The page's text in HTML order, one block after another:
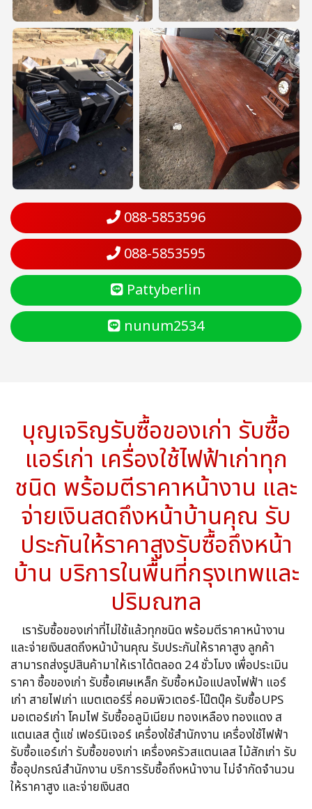
088-5853596
088-5853595
Pattyberlin
nunum2534
บุญเจริญรับซื้อของเก่า รับซื้อ
แอร์เก่า เครื่องใช้ไฟฟ้าเก่าทุก
ชนิด พร้อมตีราคาหน้างาน และ
จ่ายเงินสดถึงหน้าบ้านคุณ รับ
ประกันให้ราคาสูงรับซื้อถึงหน้า
บ้าน บริการในพื้นที่กรุงเทพและ
ปริมณฑล
เรารับซื้อของเก่าที่ไม่ใช้แล้วทุกชนิด พร้อมตีราคาหน้างาน
และจ่ายเงินสดถึงหน้าบ้านคุณ รับประกันให้ราคาสูง ลูกค้า
สามารถส่งรูปสินค้ามาให้เราได้ตลอด 24 ชั่วโมง เพื่อประเมิน
ราคา ซื้อของเก่า รับซื้อเศษเหล็ก รับซื้อหม้อแปลงไฟฟ้า แอร์
เก่า สายไฟเก่า แบตเตอร์รี่ คอมพิวเตอร์-โน๊ตบุ๊ค รับซื้อUPS
มอเตอร์เก่า โคมไฟ รับซื้ออลูมิเนียม ทองเหลือง ทองแดง ส
แตนเลส ตู้แช่ เฟอร์นิเจอร์ เครื่องใช้สำนักงาน เครื่องใช้ไฟฟ้า
รับซื้อแอร์เก่า รับซื้อของเก่า เครื่องครัวสแตนเลส ไม้สักเก่า รับ
ซื้ออุปกรณ์สำนักงาน บริการรับซื้อถึงหน้างาน ไม่จำกัดจำนวน
ให้ราคาสูง และจ่ายเงินสด